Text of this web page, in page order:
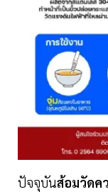
ปัจจุบันส้อมวัดค